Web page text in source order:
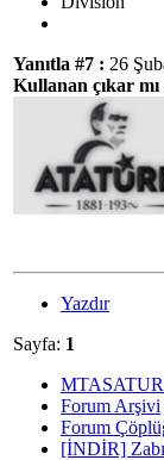
Yanıtla #7 : 26
Kullanan çıkar
Yazdır
Sayfa: 1
Forum Arşivi
Forum
[İNDİR]